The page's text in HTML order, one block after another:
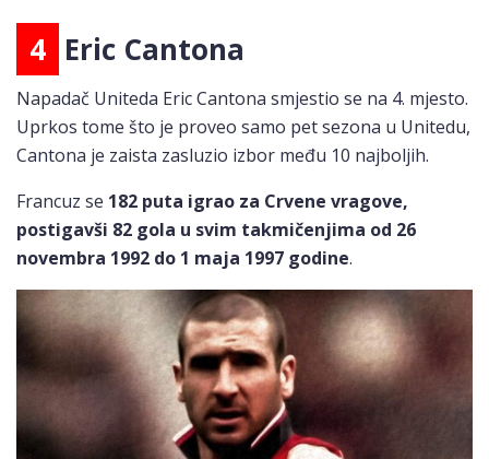
4 Eric Cantona
Napadač Uniteda Eric Cantona smjestio se na 4. mjesto.
Uprkos tome što je proveo samo pet sezona u Unitedu,
Cantona je zaista zasluzio izbor među 10 najboljih.
Francuz se 182 puta igrao za Crvene vragove,
postigavši ​​82 gola u svim takmičenjima od 26
novembra 1992 do 1 maja 1997 godine.